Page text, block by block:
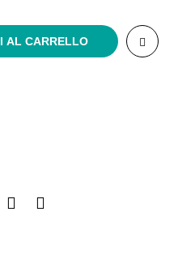
AL CARRELLO